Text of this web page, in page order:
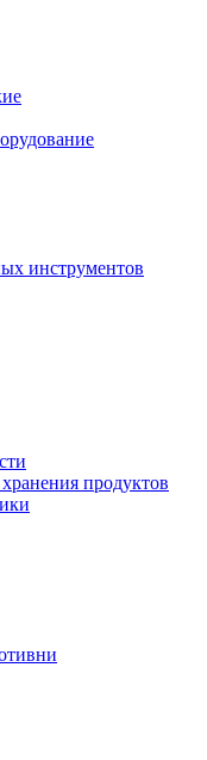
инструментов
продуктов